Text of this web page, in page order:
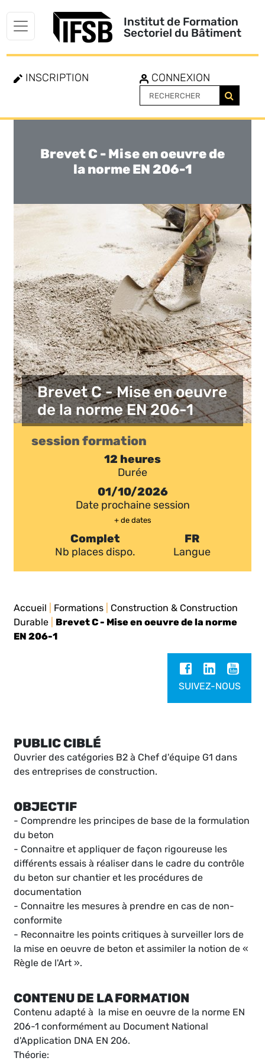
Institut de Formation
Sectoriel du Bâtiment
INSCRIPTION CONNEXION
Toggle
navigation
Brevet C - Mise en oeuvre de
la norme EN 206-1
Brevet C - Mise en oeuvre
de la norme EN 206-1
session formation
12 heures
Durée
01/10/2026
Date prochaine session
+ de dates
Complet
Nb places dispo.
FR
Langue
Accueil Formations
Construction & Construction
Durable
Brevet C - Mise en oeuvre de la norme
EN 206-1
SUIVEZ-NOUS
PUBLIC CIBLÉ
Ouvrier des catégories B2 à Chef d'équipe G1 dans
des entreprises de construction.
OBJECTIF
- Comprendre les principes de base de la formulation
du beton
- Connaitre et appliquer de façon rigoureuse les
différents essais à réaliser dans le cadre du contrôle
du beton sur chantier et les procédures de
documentation
- Connaitre les mesures à prendre en cas de non-
conformite
- Reconnaitre les points critiques à surveiller lors de
la mise en oeuvre de beton et assimiler la notion de «
Règle de l'Art ».
CONTENU DE LA FORMATION
Contenu adapté à la mise en oeuvre de la norme EN
206-1 conformément au Document National
d'Application DNA EN 206.
Théorie: